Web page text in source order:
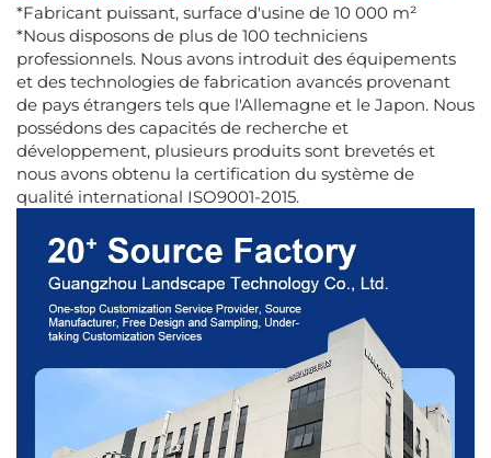
*Fabricant puissant, surface d'usine de 10 000 m²
*Nous disposons de plus de 100 techniciens
professionnels. Nous avons introduit des équipements
et des technologies de fabrication avancés provenant
de pays étrangers tels que l'Allemagne et le Japon. Nous
possédons des capacités de recherche et
développement, plusieurs produits sont brevetés et
nous avons obtenu la certification du système de
qualité international ISO9001-2015.